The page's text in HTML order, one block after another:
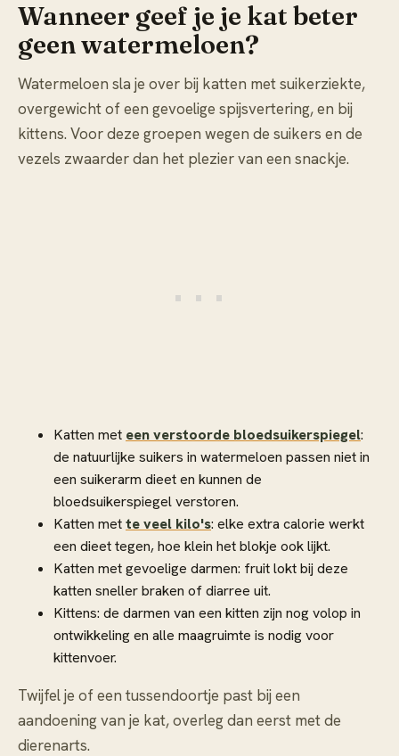
Wanneer geef je je kat beter
geen watermeloen?
Watermeloen sla je over bij katten met suikerziekte,
overgewicht of een gevoelige spijsvertering, en bij
kittens. Voor deze groepen wegen de suikers en de
vezels zwaarder dan het plezier van een snackje.
Katten met een verstoorde bloedsuikerspiegel:
de natuurlijke suikers in watermeloen passen niet in
een suikerarm dieet en kunnen de
bloedsuikerspiegel verstoren.
Katten mette veel kilo's: elke extra calorie werkt
een dieet tegen, hoe klein het blokje ook lijkt.
Katten met gevoelige darmen: fruit lokt bij deze
katten sneller braken of diarree uit.
Kittens: de darmen van een kitten zijn nog volop in
ontwikkeling en alle maagruimte is nodig voor
kittenvoer.
Twijfel je of een tussendoortje past bij een
aandoening van je kat, overleg dan eerst met de
dierenarts.